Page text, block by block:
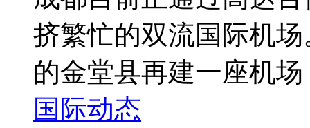
挤繁忙的双流国际机
的金堂县再建一座机
国际动态